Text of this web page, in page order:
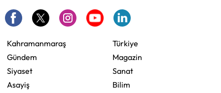
Kahramanmaraş
Gündem
Siyaset
Asayiş
Türkiye
Magazin
Sanat
Bilim